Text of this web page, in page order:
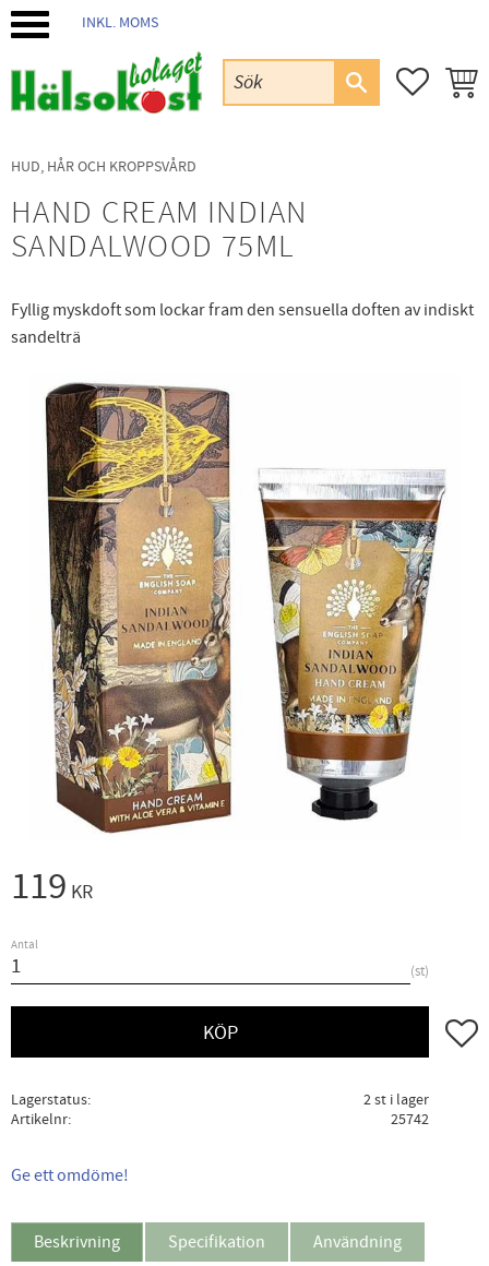
INKL. MOMS
HUD, HÅR OCH KROPPSVÅRD
HAND CREAM INDIAN
SANDALWOOD 75ML
Fyllig myskdoft som lockar fram den sensuella doften av indiskt
sandelträ
119 KR
Antal
st
KÖP Lägg
Lagerstatus
2 st i lager
Artikelnr
25742
Ge ett omdöme!
Beskrivning Specifikation Användning